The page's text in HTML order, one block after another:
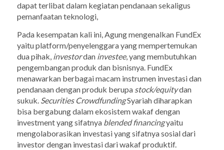
dapat terlibat dalam kegiatan pendanaan sekaligus
pemanfaatan teknologi,
Pada kesempatan kali ini, Agung mengenalkan FundEx
yaitu platform/penyelenggara yang mempertemukan
dua pihak, investordan investee, yang membutuhkan
pengembangan produk dan bisnisnya. FundEx
menawarkan berbagai macam instrumen investasi dan
pendanaan dengan produk berupa stock/equitydan
sukuk. Securities CrowdfundingSyariah diharapkan
bisa bergabung dalam ekosistem wakaf dengan
investment yang sifatnya blended financingyaitu
mengolaborasikan investasi yang sifatnya sosial dari
investor dengan investasi dari wakaf produktif.